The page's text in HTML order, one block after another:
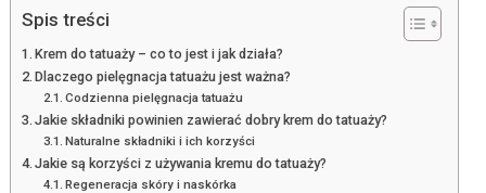
Spis treści
Krem do tatuaży – co to jest i jak działa?
Dlaczego pielęgnacja tatuażu jest ważna?
Codzienna pielęgnacja tatuażu
Jakie składniki powinien zawierać dobry krem do tatuaży?
Naturalne składniki i ich korzyści
Jakie są korzyści z używania kremu do tatuaży?
Regeneracja skóry i naskórka